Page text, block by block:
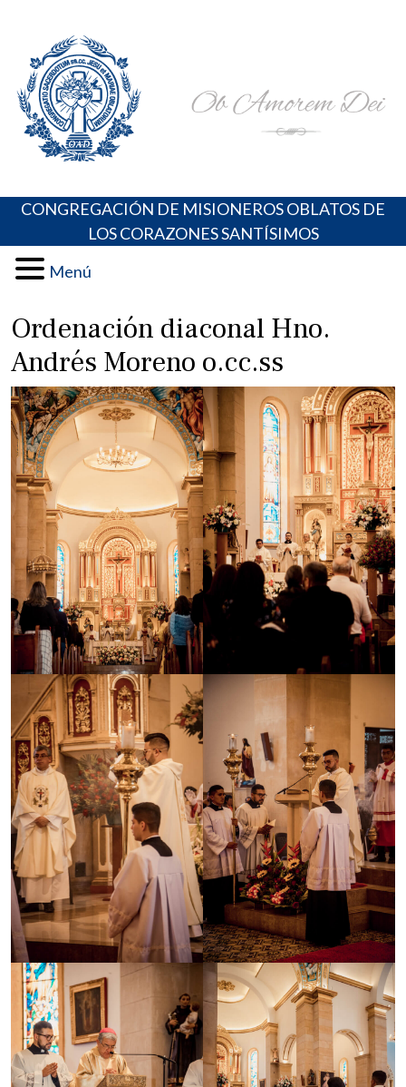
content
Portal de los Padres Oblatos. Advocaciones Marianas,
Oraciones, Música religiosa y más
CONGREGACIÓN DE MISIONEROS OBLATOS DE
LOS CORAZONES SANTÍSIMOS
Menú
Ordenación diaconal Hno.
Andrés Moreno o.cc.ss